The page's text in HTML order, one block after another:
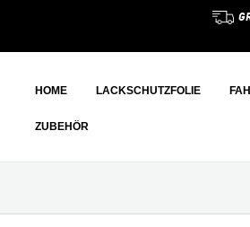
HOME LACKSCHUTZFOLIE
ZUBEHÖR